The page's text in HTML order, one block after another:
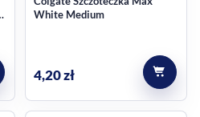
powstające w codziennym
opisana jako produkt
codziennej
White Medium
4,20zł